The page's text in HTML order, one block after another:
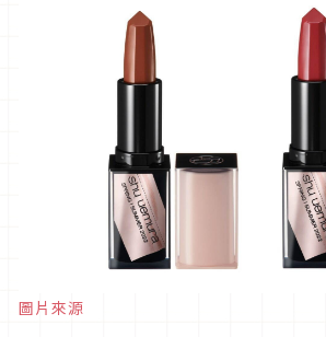
圖片來源